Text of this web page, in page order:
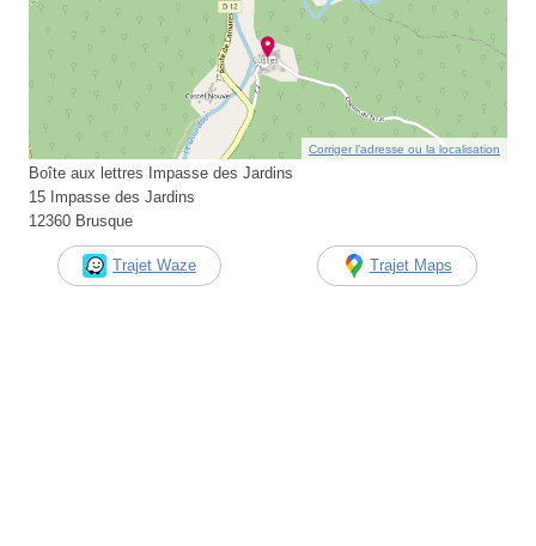
Corriger l’adresse ou la localisation
Boîte aux lettres Impasse des Jardins
15 Impasse des Jardins
12360 Brusque
Trajet Waze Trajet Maps